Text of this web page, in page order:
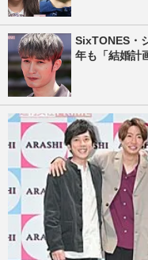
SixTONES・
年も「結婚計